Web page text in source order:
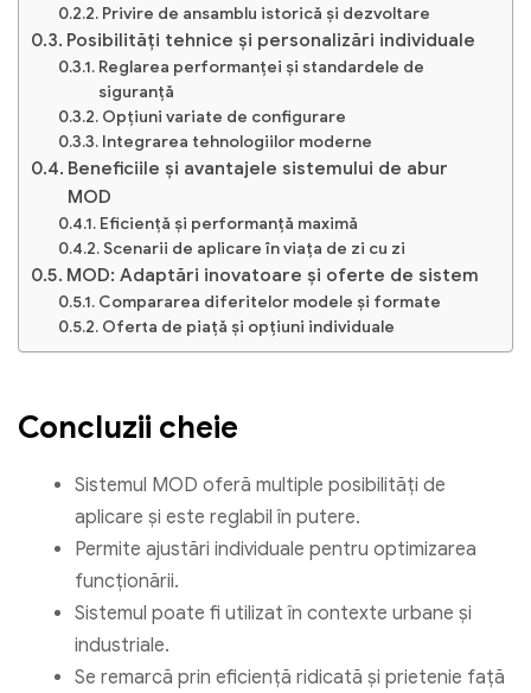
Privire de ansamblu istorică și dezvoltare
Posibilități tehnice și personalizări individuale
Reglarea performanței și standardele de
siguranță
Opțiuni variate de configurare
Integrarea tehnologiilor moderne
Beneficiile și avantajele sistemului de abur
MOD
Eficiență și performanță maximă
Scenarii de aplicare în viața de zi cu zi
MOD: Adaptări inovatoare și oferte de sistem
Compararea diferitelor modele și formate
Oferta de piață și opțiuni individuale
Concluzii cheie
Sistemul MOD oferă multiple posibilități de
aplicare și este reglabil în putere.
Permite ajustări individuale pentru optimizarea
funcționării.
Sistemul poate fi utilizat în contexte urbane și
industriale.
Se remarcă prin eficiență ridicată și prietenie față